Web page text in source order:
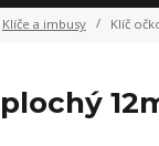
Klíče a imbusy Klíč